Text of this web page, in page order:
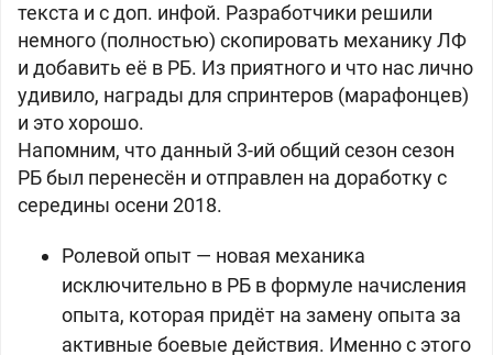
текста и с доп. инфой. Разработчики решили
немного (полностью) скопировать механику ЛФ
и добавить её в РБ. Из приятного и что нас лично
удивило, награды для спринтеров (марафонцев)
и это хорошо.
Напомним, что данный 3-ий общий сезон сезон
РБ был перенесён и отправлен на доработку с
середины осени 2018.
Ролевой опыт — новая механика
исключительно в РБ в формуле начисления
опыта, которая придёт на замену опыта за
активные боевые действия. Именно с этого